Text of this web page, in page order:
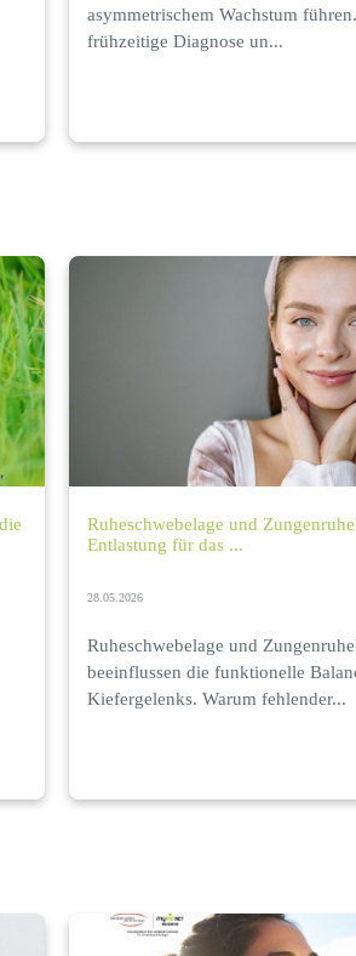
asymmetrischem Wachstum
frühzeitige Diagnose un...
Ruheschwebelage und
Entlastung für das ...
28.05.2026
Ruheschwebelage und
beeinflussen die funktionelle
Kiefergelenks. Warum fehlender...